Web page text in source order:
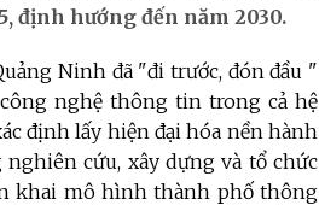
định hướng đến năm 2030.
Ninh đã "đi trước, đón đầu "
nghệ thông tin trong cả hệ
định lấy hiện đại hóa nền hành
cứu, xây dựng và tổ chức
khai mô hình thành phố thông